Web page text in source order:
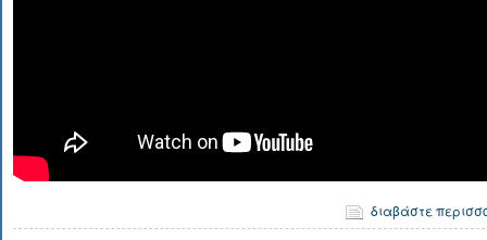
διαβάστε